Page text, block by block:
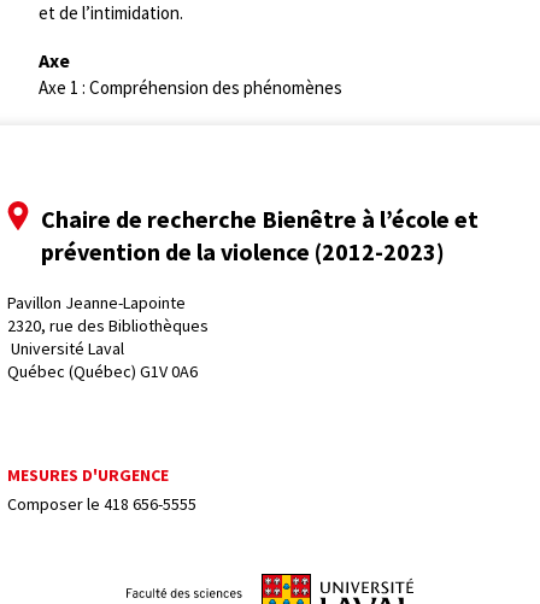
et de l’intimidation.
Axe
Axe 1 : Compréhension des phénomènes
Chaire de recherche Bienêtre à l’école et
prévention de la violence (2012-2023)
Pavillon Jeanne-Lapointe
2320, rue des Bibliothèques
Université Laval
Québec (Québec) G1V 0A6
MESURES D'URGENCE
Composer le 418 656-5555